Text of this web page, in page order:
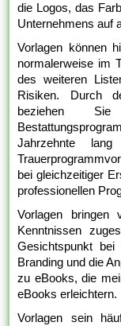
die Logos, das
Unternehmens auf
Vorlagen können
normalerweise im
des weiteren
Risiken. Durch
beziehen
Jahrzehnte
bei gleichzeitiger
professionellen
Vorlagen bringen
Kenntnissen
Gesichtspunkt
Branding und die
zu eBooks, die
eBooks erleichtern.
Vorlagen sein